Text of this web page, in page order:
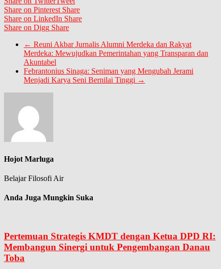
Share on Pinterest Share
Share on LinkedIn Share
Share on Digg Share
← Reuni Akbar Jurnalis Alumni Merdeka dan Rakyat
Merdeka: Mewujudkan Pemerintahan yang Transparan dan
Akuntabel
Febrantonius Sinaga: Seniman yang Mengubah Jerami
Menjadi Karya Seni Bernilai Tinggi →
Hojot Marluga
Belajar Filosofi Air
Anda Juga Mungkin Suka
Pertemuan Strategis KMDT dengan Ketua DPD RI:
Membangun Sinergi untuk Pengembangan Danau
Toba